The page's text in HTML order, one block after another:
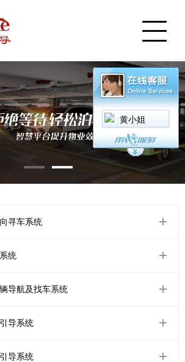
黄小姐
寻车系统
统
导航及找车系统
导系统
导系统